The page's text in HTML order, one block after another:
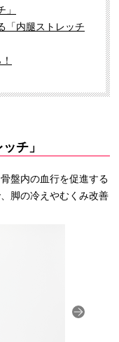
「内腿ストレッチ
チ」
盤内の血行を促進する
脚の冷えやむくみ改善